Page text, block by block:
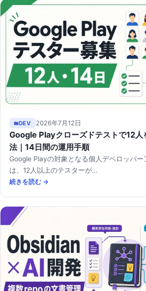
DEV 2026年7月12日
Google Playクローズドテストで12人
法｜14日間の運用手順
Google Playの対象となる個人デベロッパー
は、12人以上のテスターが…
続きを読む →